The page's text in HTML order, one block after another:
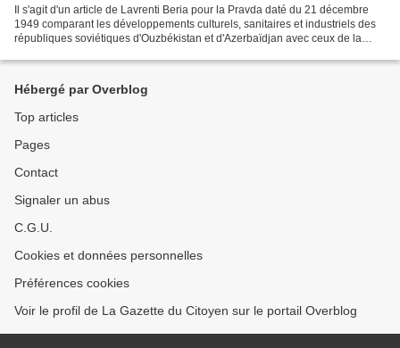
Il s'agit d'un article de Lavrenti Beria pour la Pravda daté du 21 décembre
1949 comparant les développements culturels, sanitaires et industriels des
républiques soviétiques d'Ouzbékistan et d'Azerbaïdjan avec ceux de la
Hébergé par Overblog
Top articles
Pages
Contact
Signaler un abus
C.G.U.
Cookies et données personnelles
Préférences cookies
Voir le profil de La Gazette du Citoyen sur le portail Overblog